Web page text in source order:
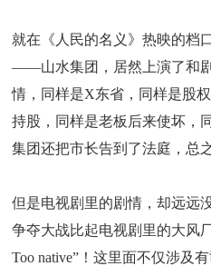
就在《人民的名义》热映的档
——山水集团，居然上演了和
情，同样是X东省，同样是股
持股，同样是老板后来使坏，
集团还把市长告到了法庭，总
但是电视剧里的剧情，却远远
争夺大战比起电视剧里的大风
Too native”！这里面不仅涉及